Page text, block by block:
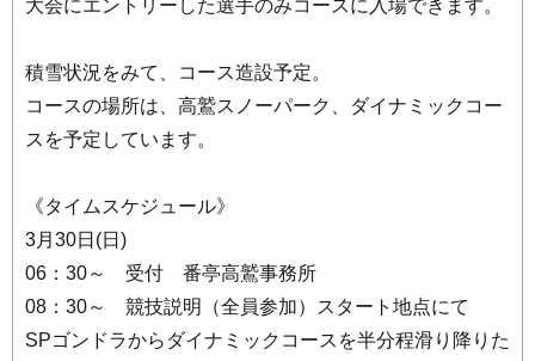
大会にエントリーした選手のみコースに入場できます。
積雪状況をみて、コース造設予定。
コースの場所は、高鷲スノーパーク、ダイナミックコー
スを予定しています。
《タイムスケジュール》
3月30日(日)
06：30～ 受付 番亭高鷲事務所
08：30～ 競技説明（全員参加）スタート地点にて
SPゴンドラからダイナミックコースを半分程滑り降りた